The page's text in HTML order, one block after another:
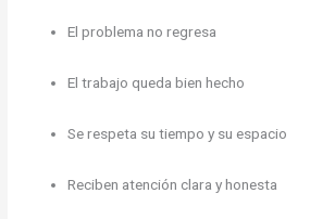
El problema no regresa
El trabajo queda bien hecho
Se respeta su tiempo y su espacio
Reciben atención clara y honesta